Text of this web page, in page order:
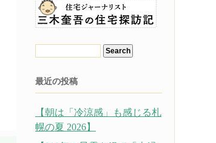
最近の投稿
【朝は「冷涼感」も感じる札
幌の夏 2026】